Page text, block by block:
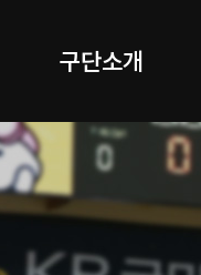
구단소개